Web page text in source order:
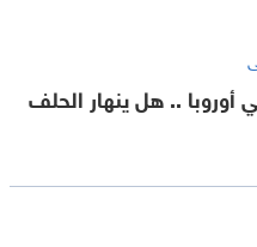
أوروبا .. هل ينهار الحلف